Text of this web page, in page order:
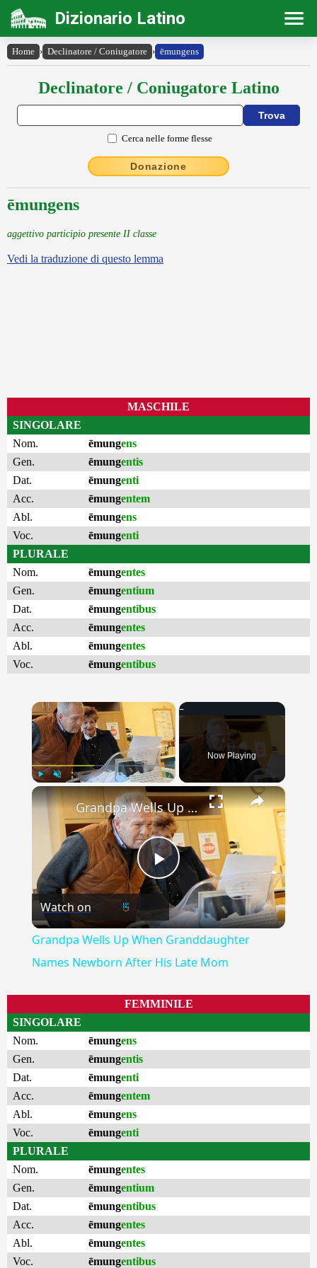
Dizionario Latino
Home › Declinatore / Coniugatore › ēmungens
Declinatore / Coniugatore Latino
Cerca nelle forme flesse
Donazione
ēmungens
aggettivo participio presente II classe
Vedi la traduzione di questo lemma
MASCHILE
SINGOLARE
Nom.
ēmungens
Gen.
ēmungentis
Dat.
ēmungenti
Acc.
ēmungentem
Abl.
ēmungens
Voc.
ēmungenti
PLURALE
Nom.
ēmungentes
Gen.
ēmungentium
Dat.
ēmungentibus
Acc.
ēmungentes
Abl.
ēmungentes
Voc.
ēmungentibus
×
Now Playing
×
Play
Video
Grandpa Wells Up When Granddaughter Names Newborn After His Late Mom
Watch on
Grandpa Wells Up When Granddaughter
Names Newborn After His Late Mom
FEMMINILE
SINGOLARE
Nom.
ēmungens
Gen.
ēmungentis
Dat.
ēmungenti
Acc.
ēmungentem
Abl.
ēmungens
Voc.
ēmungenti
PLURALE
Nom.
ēmungentes
Gen.
ēmungentium
Dat.
ēmungentibus
Acc.
ēmungentes
Abl.
ēmungentes
Voc.
ēmungentibus